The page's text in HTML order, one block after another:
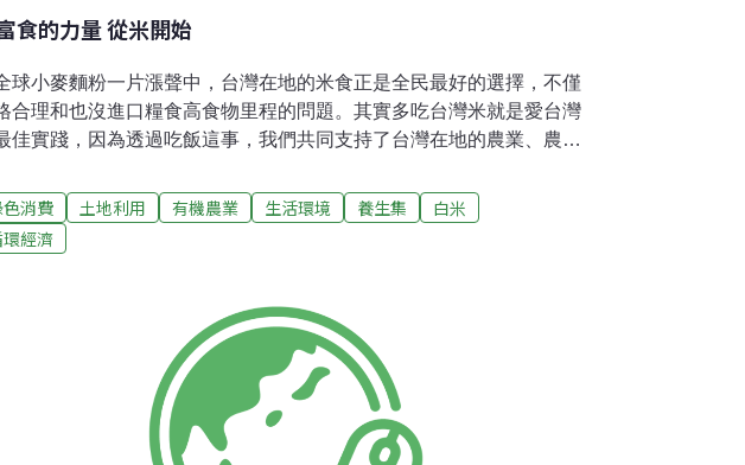
食的力量 從米開始
球小麥麵粉一片漲聲中，台灣在地的米食正是全民最好的選擇，不僅
合理和也沒進口糧食高食物里程的問題。其實多吃台灣米就是愛台灣
佳實踐，因為透過吃飯這事，我們共同支持了台灣在地的農業、農村
可分為白米、糙米和糯米三大類，各式米再搭上五榖雜糧，米飯世界
以豐富有趣。 就米飯的口感而言，白米較好吃，但如果以營養的觀點
，糙米保存了最完整的稻米營養，其各項營養素含量均比白米高，可
少油－料理者可免於吸收油煙，並可保存食物原味。 2. 做容易做的菜
便傳授給年輕的主婦。
消費 土地利用 有機農業 生活環境 養生集
白米
經濟